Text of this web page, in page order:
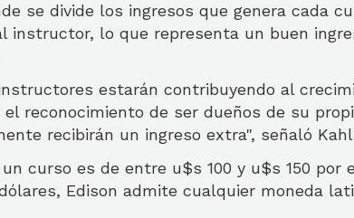
se divide los ingresos que genera cada
instructor, lo que representa un buen
estarán contribuyendo al
reconocimiento de ser dueños de su
recibirán un ingreso extra", señaló
curso es de entre u$s 100 y u$s 150 por
Edison admite cualquier moneda